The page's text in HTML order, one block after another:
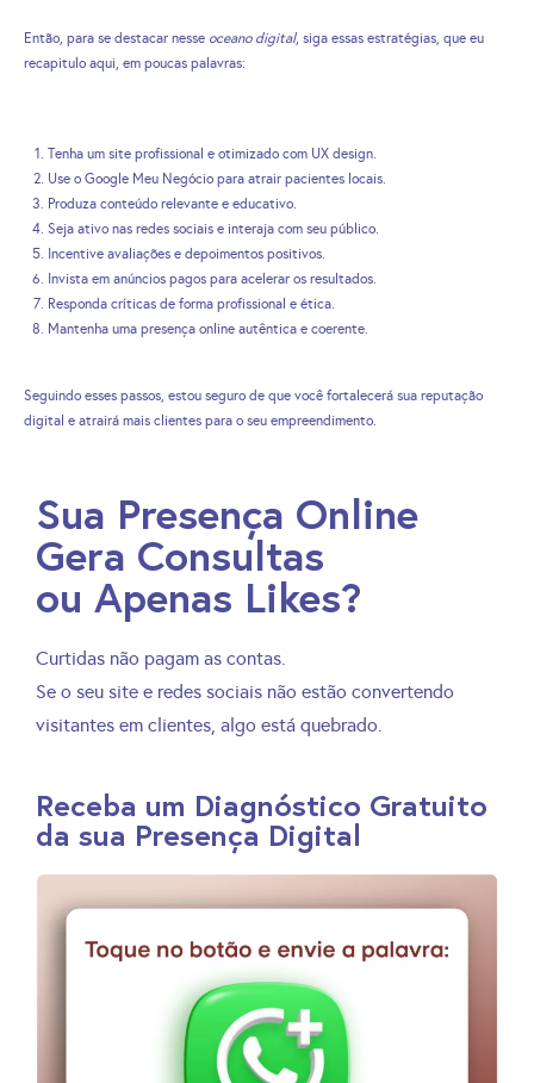
Então, para se destacar nesse oceano digital, siga essas estratégias, que eu
recapitulo aqui, em poucas palavras:
Tenha um site profissional e otimizado com UX design.
Use o Google Meu Negócio para atrair pacientes locais.
Produza conteúdo relevante e educativo.
Seja ativo nas redes sociais e interaja com seu público.
Incentive avaliações e depoimentos positivos.
Invista em anúncios pagos para acelerar os resultados.
Responda críticas de forma profissional e ética.
Mantenha uma presença online autêntica e coerente.
Seguindo esses passos, estou seguro de que você fortalecerá sua reputação
digital e atrairá mais clientes para o seu empreendimento.
Sua Presença Online
Gera Consultas
ou Apenas Likes?
Curtidas não pagam as contas.
Se o seu site e redes sociais não estão convertendo
visitantes em clientes, algo está quebrado.
Receba um Diagnóstico Gratuito
da sua Presença Digital